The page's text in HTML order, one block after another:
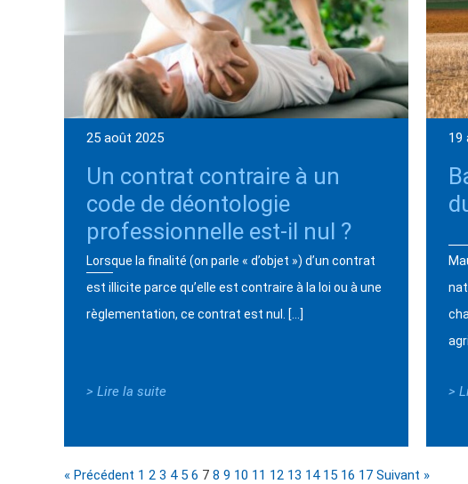
25 août 2025
Un contrat contraire à un
code de déontologie
professionnelle est-il nul ?
Lorsque la finalité (on parle « d’objet ») d’un contrat
est illicite parce qu’elle est contraire à la loi ou à une
règlementation, ce contrat est nul. […]
> Lire la suite
19
>
« Précédent 1 2 3 4 5 6 7 8 9 10 11 12 13 14 15 16 17 Suivant »